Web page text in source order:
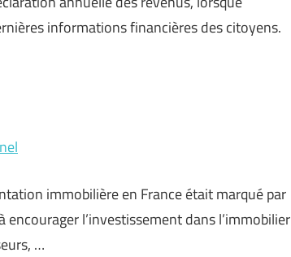
informations financières des citoyens.
immobilière en France était marqué par
l’investissement dans l’immobilier
…